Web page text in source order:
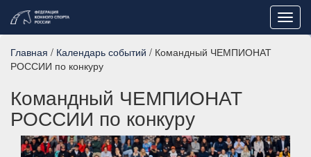
Главная / Календарь событий / Командный ЧЕМПИОНАТ
РОССИИ по конкуру
Командный ЧЕМПИОНАТ
РОССИИ по конкуру